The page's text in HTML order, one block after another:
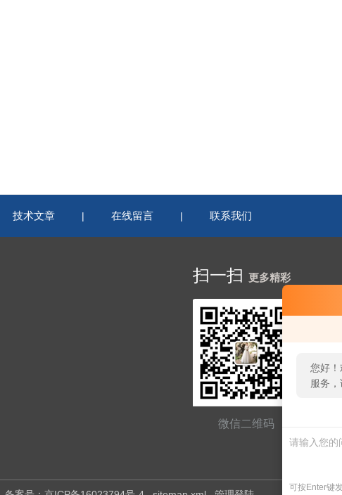
您好
服务
可按Enter键
技术文章 | 在线留言 | 联系我们
扫一扫 更多精彩
微信二维码